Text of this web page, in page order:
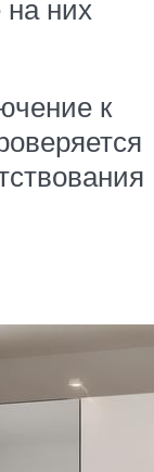
на них
к